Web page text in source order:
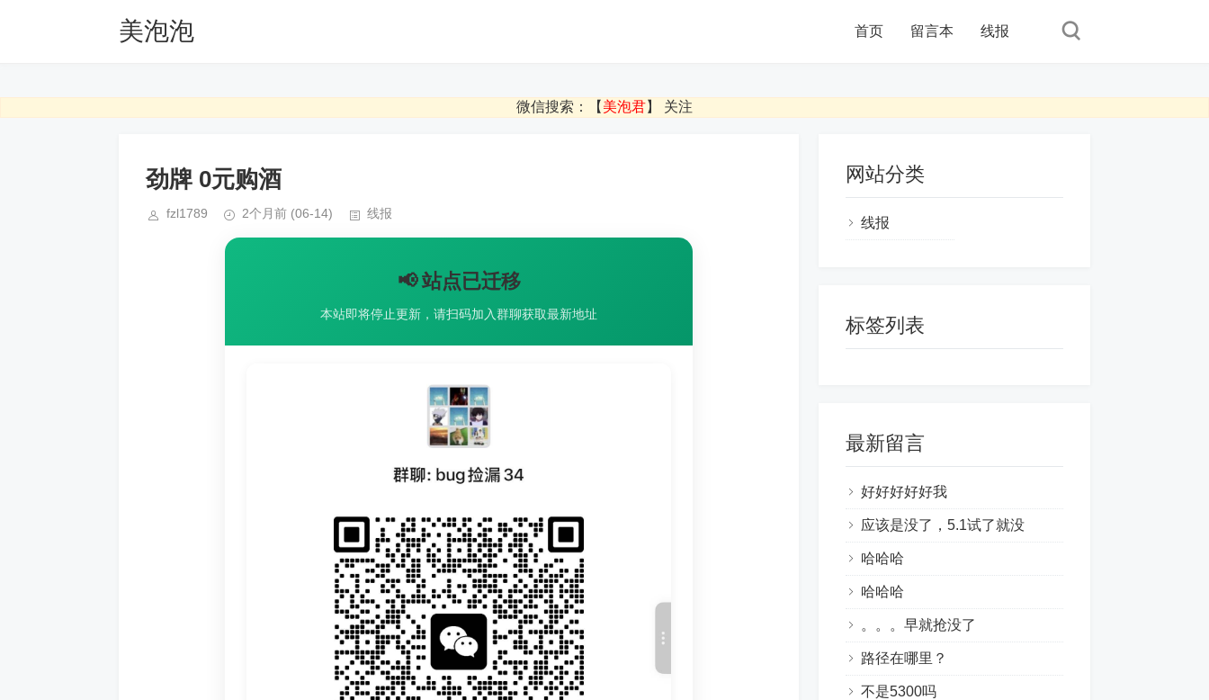
美泡泡 首页 留言本 线报
微信搜索：【 美泡君】 关注
劲牌 0元购酒
fzl1789 2个月前 (06-14) 线报
📢 站点已迁移
本站即将停止更新，请扫码加入群聊获取最新地址
网站分类
线报
标签列表
最新留言
好好好好好我
应该是没了，5.1试了就没
哈哈哈
哈哈哈
。。。早就抢没了
路径在哪里？
不是5300吗